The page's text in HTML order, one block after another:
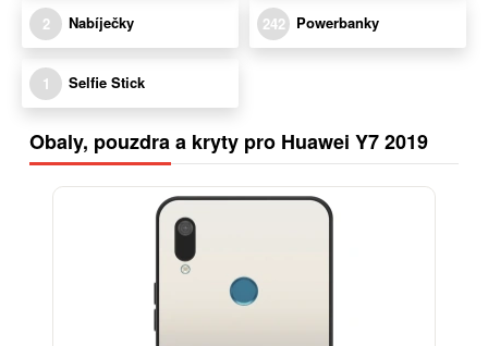
2 Nabíječky 242 Powerbanky
1 Selfie Stick
Obaly, pouzdra a kryty pro Huawei Y7 2019